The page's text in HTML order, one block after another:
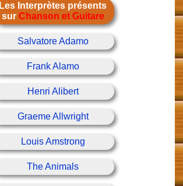
Les Interprètes présents
sur Chanson et Guitare
Salvatore Adamo
Frank Alamo
Henri Alibert
Graeme Allwright
Louis Amstrong
The Animals